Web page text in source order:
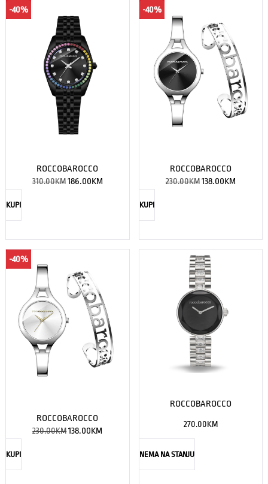
-40%
ROCCOBAROCCO
310.00KM 186.00KM
KUPI
-40%
ROCCOBAROCCO
230.00KM 138.00KM
KUPI
-40%
ROCCOBAROCCO
230.00KM138.00KM
KUPI
ROCCOBAROCCO
270.00KM
NEMA NA STANJU